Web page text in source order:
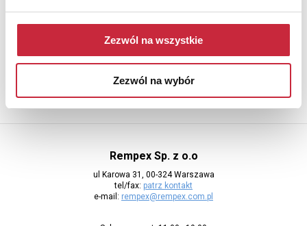
Zezwól na wszystkie
Zezwól na wybór
Newsletter
adres e-mail
Rempex Sp. z o.o
ul Karowa 31, 00-324 Warszawa
tel/fax: patrz kontakt
e-mail: rempex@rempex.com.pl